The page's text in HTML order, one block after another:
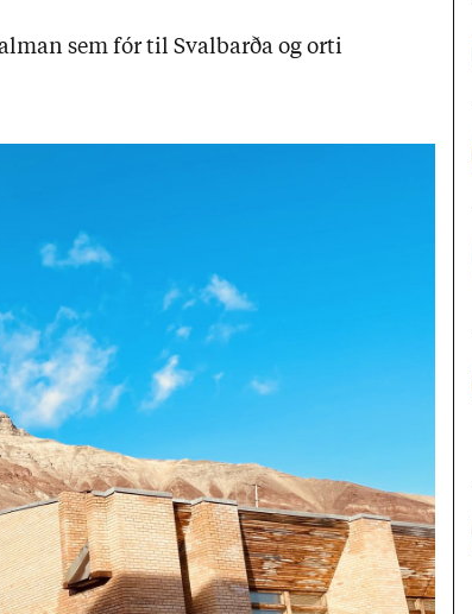
sem fór til Sval­barða og orti